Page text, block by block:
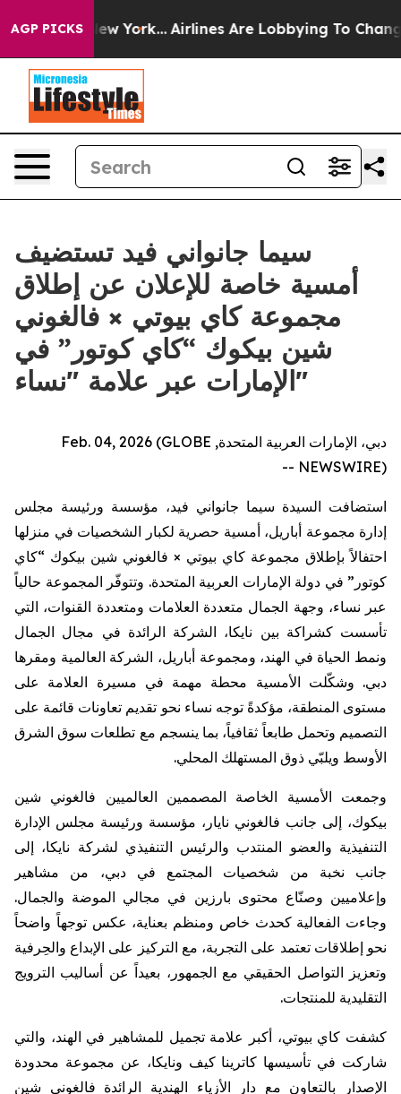
AGP PICKS
New York... Airlines Are Lobbying To Change
سيما جانواني فيد تستضيف
أمسية خاصة للإعلان عن إطلاق
مجموعة كاي بيوتي × فالغوني
شين بيكوك “كاي كوتور” في
الإمارات عبر علامة "نساء"
دبي، الإمارات العربية المتحدة, Feb. 04, 2026 (GLOBE
NEWSWIRE) --
استضافت السيدة سيما جانواني فيد، مؤسسة ورئيسة مجلس
إدارة مجموعة أباريل، أمسية حصرية لكبار الشخصيات في منزلها
احتفالاً بإطلاق مجموعة كاي بيوتي × فالغوني شين بيكوك “كاي
كوتور ” في دولة الإمارات العربية المتحدة. وتتوفّر المجموعة حالياً
عبر نساء، وجهة الجمال متعددة العلامات ومتعددة القنوات، التي
تأسست كشراكة بين نايكا، الشركة الرائدة في مجال الجمال
ونمط الحياة في الهند، ومجموعة أباريل، الشركة العالمية ومقرها
دبي. وشكّلت الأمسية محطة مهمة في مسيرة العلامة على
مستوى المنطقة، مؤكدةً توجه نساء نحو تقديم تعاونات قائمة على
التصميم وتحمل طابعاً ثقافياً، بما ينسجم مع تطلعات سوق الشرق
الأوسط ويلبّي ذوق المستهلك المحلي.
وجمعت الأمسية الخاصة المصممين العالميين فالغوني شين
بيكوك، إلى جانب فالغوني نايار ، مؤسسة ورئيسة مجلس الإدارة
التنفيذية والعضو المنتدب والرئيس التنفيذي لشركة نايكا، إلى
جانب نخبة من شخصيات المجتمع في دبي، من مشاهير
وإعلاميين وصنّاع محتوى بارزين في مجالي الموضة والجمال.
وجاءت الفعالية كحدث خاص ومنظم بعناية، عكس توجهاً واضحاً
نحو إطلاقات تعتمد على التجربة، مع التركيز على الإبداع والحِرفية
وتعزيز التواصل الحقيقي مع الجمهور، بعيداً عن أساليب الترويج
التقليدية للمنتجات.
كشفت كاي بيوتي، أكبر علامة تجميل للمشاهير في الهند، والتي
شاركت في تأسيسها كاترينا كيف ونايكا، عن مجموعة محدودة
الإصدار بالتعاون مع دار الأزياء الهندية الرائدة فالغوني شين